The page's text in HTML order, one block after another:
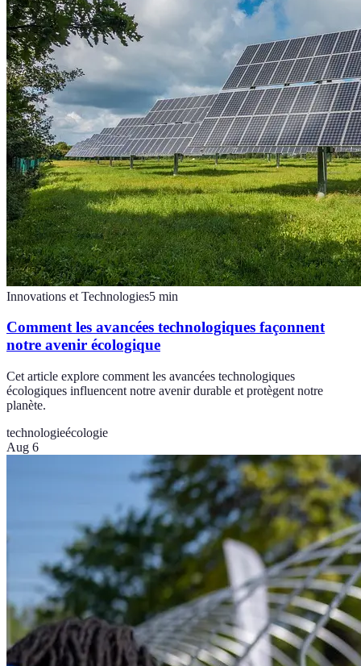
Innovations et Technologies5 min
Comment les avancées technologiques façonnent
notre avenir écologique
Cet article explore comment les avancées technologiques
écologiques influencent notre avenir durable et protègent notre
planète.
technologieécologie
Aug 6